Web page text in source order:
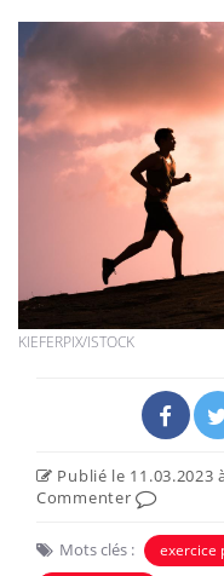
KIEFERPIX/ISTOCK
Publié le 11.03.2023
Commenter
Mots clés : exercice